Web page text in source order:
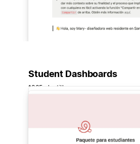
Student Dashboards
1365 plantillas